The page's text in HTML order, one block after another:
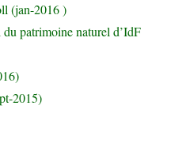
(jan-2016 )
patrimoine naturel d’IdF
2015)